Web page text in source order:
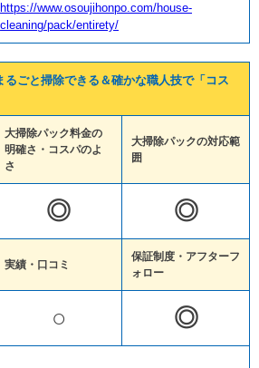
https://www.osoujihonpo.com/house-
cleaning/pack/entirety/
るごと掃除できる＆確かな職人技で「コス
大掃除パック料金の
明確さ・コスパのよ
さ
大掃除パックの対応範
囲
◎ ◎
実績・口コミ
保証制度・アフターフ
ォロー
○ ◎